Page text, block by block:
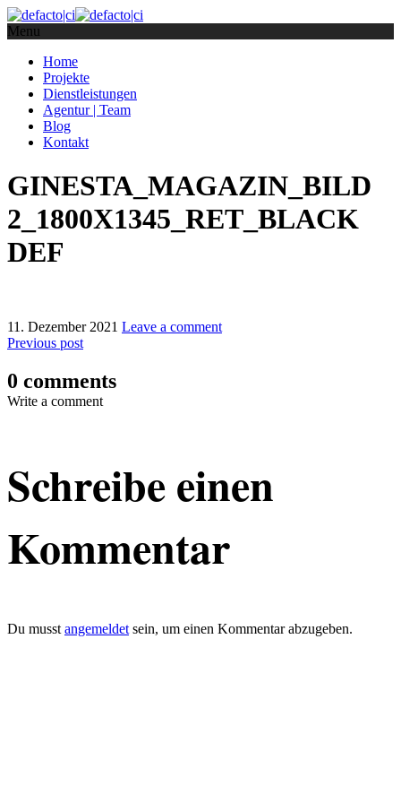
Menu
Home
Projekte
Dienstleistungen
Agentur | Team
Blog
Kontakt
GINESTA_MAGAZIN_BILD
2_1800X1345_RET_BLACK
DEF
11. Dezember 2021 Leave a comment
Previous post
0 comments
Write a comment
Schreibe einen
Kommentar
Du musst angemeldet sein, um einen Kommentar abzugeben.